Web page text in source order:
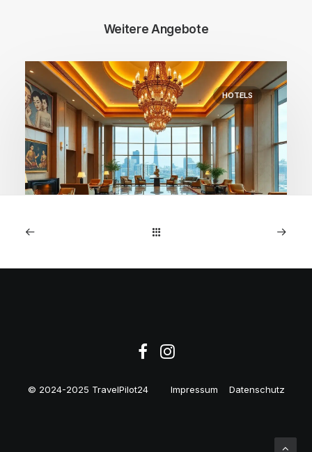
Weitere Angebote
HOTELS
1. April 2026
© 2024-2025 TravelPilot24 Impressum Datenschutz